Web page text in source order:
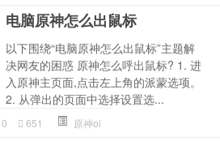
电脑原神怎么出鼠标
以下围绕“电脑原神怎么出鼠标”主题解
决网友的困惑 原神怎么呼出鼠标? 1. 进
入原神主页面,点击左上角的派蒙选项。
2. 从弹出的页面中选择设置选...
0 651 原神ol